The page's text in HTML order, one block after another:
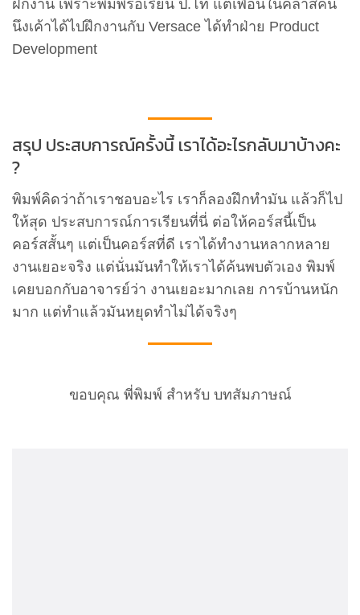
ฝึกงาน เพราะพิมพ์รอเรียน ป.โท แต่เพื่อนในคลาสคน
นึงเค้าได้ไปฝึกงานกับ Versace ได้ทำฝ่าย Product
Development
สรุป ประสบการณ์ครั้งนี้ เราได้อะไรกลับมาบ้างคะ
?
พิมพ์คิดว่าถ้าเราชอบอะไร เราก็ลองฝึกทำมัน แล้วก็ไป
ให้สุด ประสบการณ์การเรียนที่นี่ ต่อให้คอร์สนี้เป็น
คอร์สสั้นๆ แต่เป็นคอร์สที่ดี เราได้ทำงานหลากหลาย
งานเยอะจริง แต่นั่นมันทำให้เราได้ค้นพบตัวเอง พิมพ์
เคยบอกกับอาจารย์ว่า งานเยอะมากเลย การบ้านหนัก
มาก แต่ทำแล้วมันหยุดทำไม่ได้จริงๆ
ขอบคุณ พี่พิมพ์ สำหรับ บทสัมภาษณ์